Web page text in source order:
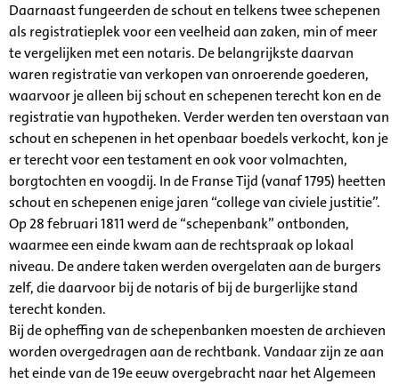
Daarnaast fungeerden de schout en telkens twee schepenen
als registratieplek voor een veelheid aan zaken, min of meer
te vergelijken met een notaris. De belangrijkste daarvan
waren registratie van verkopen van onroerende goederen,
waarvoor je alleen bij schout en schepenen terecht kon en de
registratie van hypotheken. Verder werden ten overstaan van
schout en schepenen in het openbaar boedels verkocht, kon je
er terecht voor een testament en ook voor volmachten,
borgtochten en voogdij. In de Franse Tijd (vanaf 1795) heetten
schout en schepenen enige jaren “college van civiele justitie”.
Op 28 februari 1811 werd de “schepenbank” ontbonden,
waarmee een einde kwam aan de rechtspraak op lokaal
niveau. De andere taken werden overgelaten aan de burgers
zelf, die daarvoor bij de notaris of bij de burgerlijke stand
terecht konden.
Bij de opheffing van de schepenbanken moesten de archieven
worden overgedragen aan de rechtbank. Vandaar zijn ze aan
het einde van de 19e eeuw overgebracht naar het Algemeen